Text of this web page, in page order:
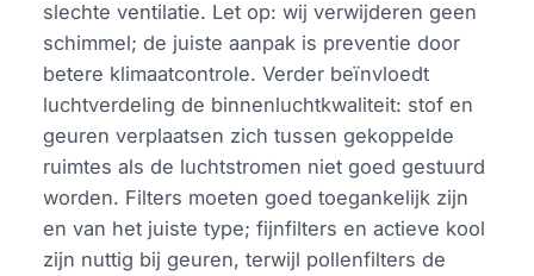
slechte ventilatie. Let op: wij verwijderen geen
schimmel; de juiste aanpak is preventie door
betere klimaatcontrole. Verder beïnvloedt
luchtverdeling de binnenluchtkwaliteit: stof en
geuren verplaatsen zich tussen gekoppelde
ruimtes als de luchtstromen niet goed gestuurd
worden. Filters moeten goed toegankelijk zijn
en van het juiste type; fijnfilters en actieve kool
zijn nuttig bij geuren, terwijl pollenfilters de